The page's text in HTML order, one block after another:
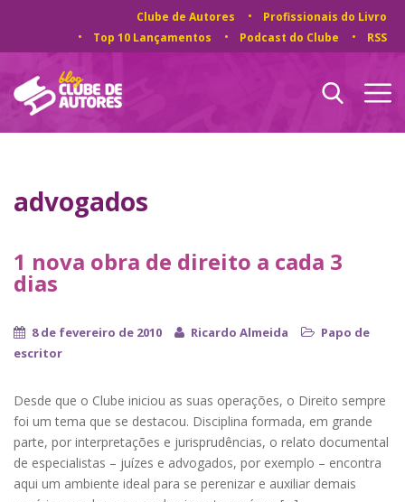
Clube de Autores
Profissionais do Livro
Top 10 Lançamentos
Podcast do Clube RSS
advogados
1 nova obra de direito a cada 3
dias
8 de fevereiro de 2010 Ricardo Almeida
Papo de
escritor
Desde que o Clube iniciou as suas operações, o Direito sempre
foi um tema que se destacou. Disciplina formada, em grande
parte, por interpretações e jurisprudências, o relato documental
de especialistas – juízes e advogados, por exemplo – encontra
aqui um ambiente ideal para se perenizar e auxiliar demais